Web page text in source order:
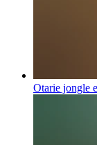
Otarie jongle